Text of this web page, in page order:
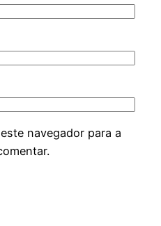
navegador para a